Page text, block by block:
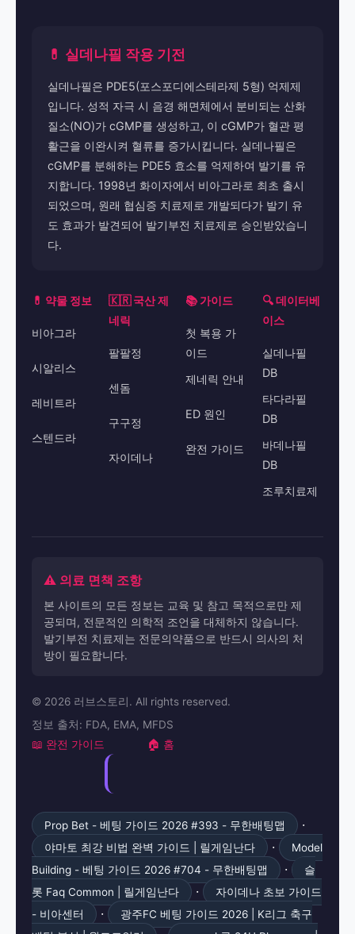
💊 실데나필 작용 기전
실데나필은 PDE5(포스포디에스테라제 5형) 억제제
입니다. 성적 자극 시 음경 해면체에서 분비되는 산화
질소(NO)가 cGMP를 생성하고, 이 cGMP가 혈관 평
활근을 이완시켜 혈류를 증가시킵니다. 실데나필은
cGMP를 분해하는 PDE5 효소를 억제하여 발기를 유
지합니다. 1998년 화이자에서 비아그라로 최초 출시
되었으며, 원래 협심증 치료제로 개발되다가 발기 유
도 효과가 발견되어 발기부전 치료제로 승인받았습니
다.
💊 약물 정보
비아그라
시알리스
레비트라
스텐드라
🇰🇷 국산 제
네릭
팔팔정
센돔
구구정
자이데나
📚 가이드
첫 복용 가
이드
제네릭 안내
ED 원인
완전 가이드
🔍 데이터베
이스
실데나필
DB
타다라필
DB
바데나필
DB
조루치료제
⚠️ 의료 면책 조항
본 사이트의 모든 정보는 교육 및 참고 목적으로만 제
공되며, 전문적인 의학적 조언을 대체하지 않습니다.
발기부전 치료제는 전문의약품으로 반드시 의사의 처
방이 필요합니다.
© 2026 러브스토리. All rights reserved.
정보 출처: FDA, EMA, MFDS
📖 완전 가이드 🏠 홈
Prop Bet - 베팅 가이드 2026 #393 - 무한배팅맵 ·
야마토 최강 비법 완벽 가이드 | 릴게임난다 ·
Model
Building - 베팅 가이드 2026 #704 - 무한배팅맵
·
슬
롯 Faq Common | 릴게임난다
·
자이데나 초보 가이드
- 비아센터
·
광주FC 베팅 가이드 2026 | K리그 축구